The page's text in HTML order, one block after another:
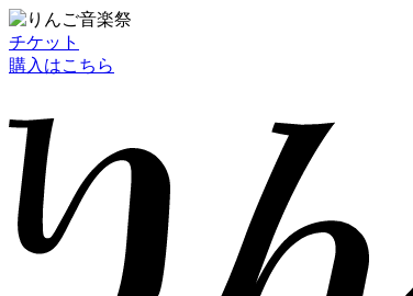
チケット
購入はこちら